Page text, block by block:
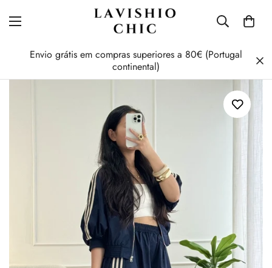
Envio grátis em compras superiores a 80€ (Portugal
continental)